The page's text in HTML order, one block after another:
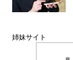
姉妹サイト